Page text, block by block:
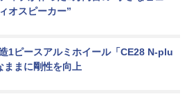
オスピーカー”
1ピースアルミホイール「CE28 N-plu
ままに剛性を向上